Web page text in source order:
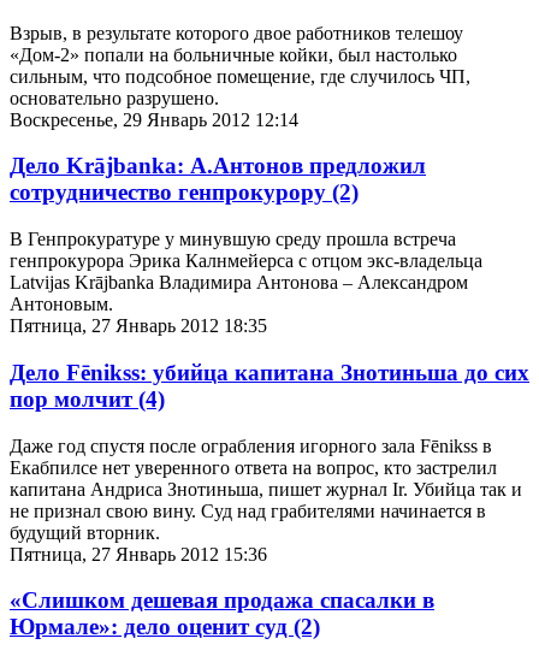
Взрыв, в результате которого двое работников телешоу
«Дом-2» попали на больничные койки, был настолько
сильным, что подсобное помещение, где случилось ЧП,
основательно разрушено.
Воскресенье, 29 Январь 2012 12:14
Дело Krājbanka: А.Антонов предложил
сотрудничество генпрокурору (2)
В Генпрокуратуре у минувшую среду прошла встреча
генпрокурора Эрика Калнмейерса c отцом экс-владельца
Latvijas Krājbanka Владимира Антонова – Александром
Антоновым.
Пятница, 27 Январь 2012 18:35
Дело Fēnikss: убийца капитана Знотиньша до сих
пор молчит(4)
Даже год спустя после ограбления игорного зала Fēnikss в
Екабпилсе нет уверенного ответа на вопрос, кто застрелил
капитана Андриса Знотиньша, пишет журнал Ir. Убийца так и
не признал свою вину. Суд над грабителями начинается в
будущий вторник.
Пятница, 27 Январь 2012 15:36
«Слишком дешевая продажа спасалки в
Юрмале»: дело оценит суд (2)